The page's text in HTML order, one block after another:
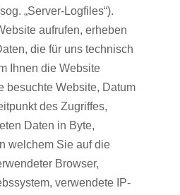
„Server-Logfiles“).
aufrufen, erheben
die für uns technisch
Ihnen die Website
besuchte Website, Datum
des Zugriffes,
Daten in Byte,
welchem Sie auf die
Browser,
verwendete IP-